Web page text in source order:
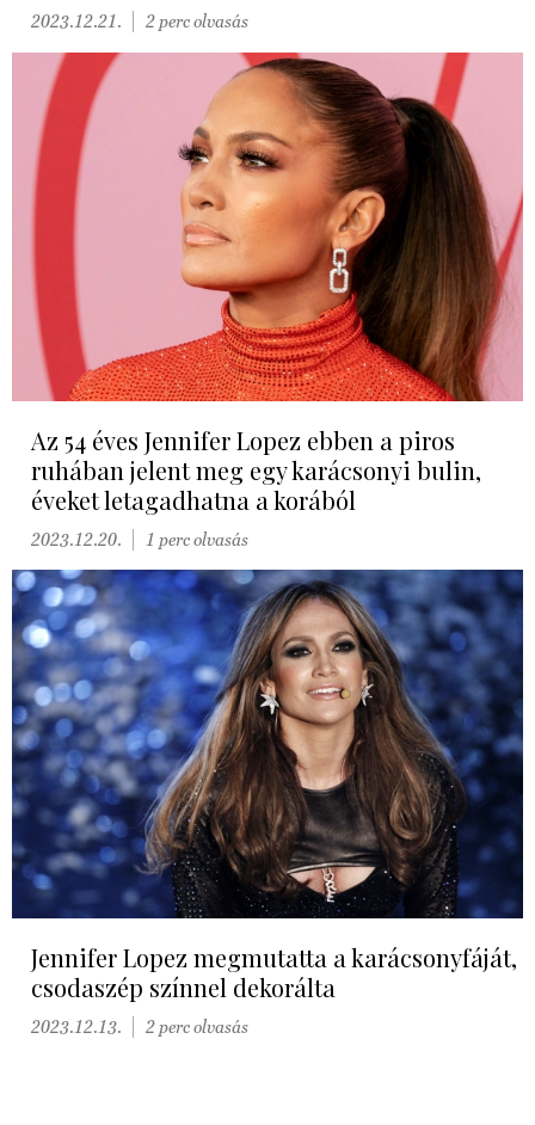
2023.12.21. 2 perc olvasás
Az 54 éves Jennifer Lopez ebben a piros
ruhában jelent meg egy karácsonyi bulin,
éveket letagadhatna a korából
2023.12.20. 1 perc olvasás
Jennifer Lopez megmutatta a karácsonyfáját,
csodaszép színnel dekorálta
2023.12.13. 2 perc olvasás